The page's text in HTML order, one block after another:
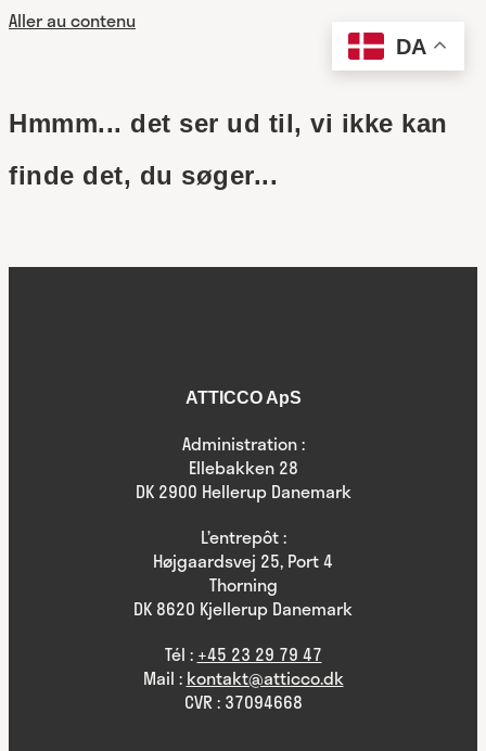
Aller au contenu
Hmmm... det ser ud til, vi ikke kan
finde det, du søger...
ATTICCO ApS
Administration :
Ellebakken 28
DK 2900 Hellerup Danemark
L’entrepôt :
Højgaardsvej 25, Port 4
Thorning
DK 8620 Kjellerup Danemark
Tél : +45 23 29 79 47
Mail : kontakt@atticco.dk
CVR : 37094668
DA